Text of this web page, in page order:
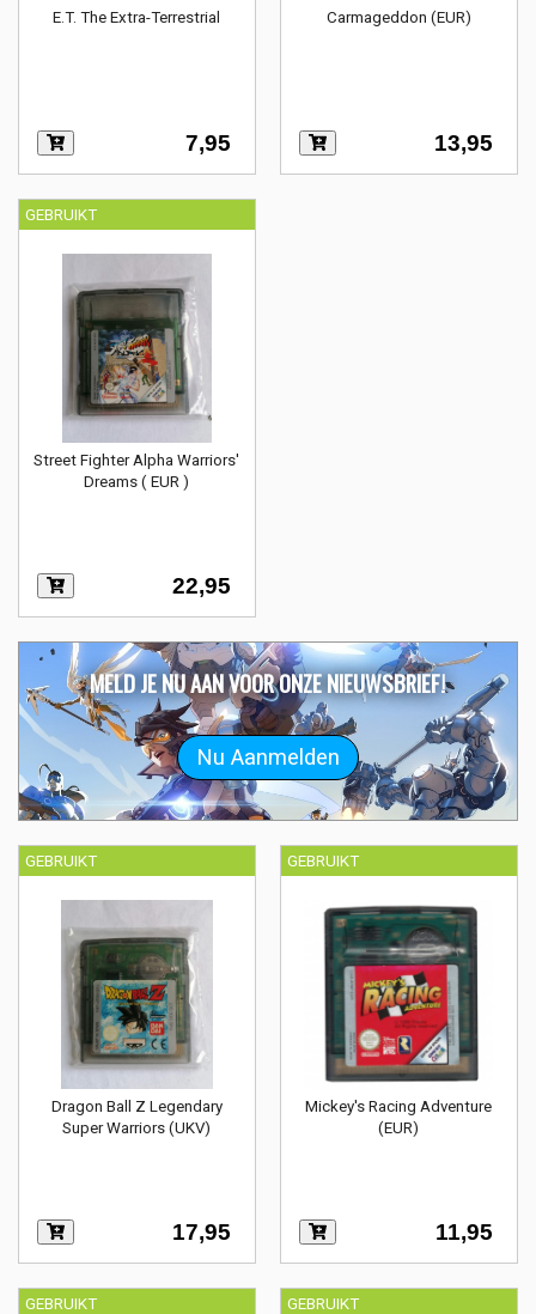
E.T. The Extra-Terrestrial
7,95
Carmageddon (EUR)
13,95
GEBRUIKT
Street Fighter Alpha Warriors'
Dreams ( EUR )
22,95
GEBRUIKT
Dragon Ball Z Legendary
Super Warriors (UKV)
17,95
GEBRUIKT
Mickey's Racing Adventure
(EUR)
11,95
GEBRUIKT GEBRUIKT
MELD JE NU AAN VOOR ONZE NIEUWSBRIEF!